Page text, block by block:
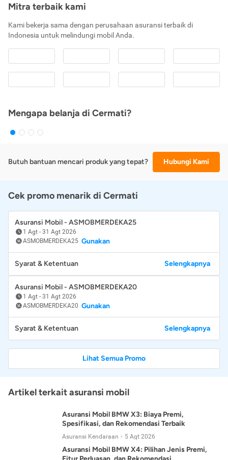
Mitra terbaik kami
Kami bekerja sama dengan perusahaan asuransi terbaik di
Indonesia untuk melindungi mobil Anda.
Mengapa belanja di Cermati?
Butuh bantuan mencari produk yang tepat? Hubungi Kami
Cek promo menarik di Cermati
Asuransi Mobil - ASMOBMERDEKA25
1 Agt - 31 Agt 2026
ASMOBMERDEKA25 Gunakan
Syarat & Ketentuan Selengkapnya
Asuransi Mobil - ASMOBMERDEKA20
1 Agt - 31 Agt 2026
ASMOBMERDEKA20 Gunakan
Syarat & Ketentuan Selengkapnya
Lihat Semua Promo
Artikel terkait asuransi mobil
Asuransi Mobil BMW X3: Biaya Premi,
Spesifikasi, dan Rekomendasi Terbaik
Asuransi Kendaraan 5 Agt 2026
Asuransi Mobil BMW X4: Pilihan Jenis Premi,